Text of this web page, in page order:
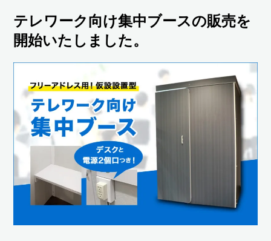
テレワーク向け集中ブースの販売を
開始いたしました。